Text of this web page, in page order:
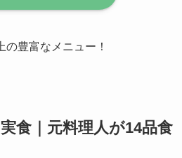
の豊富なメニュー！
食｜元料理人が14品食